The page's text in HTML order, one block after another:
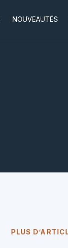
NOUVEAUTÉS
PLUS